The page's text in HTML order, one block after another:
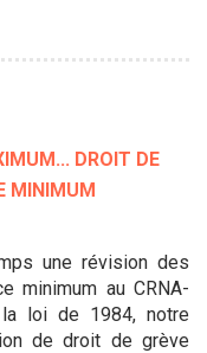
DROIT DE
MINIMUM
une révision des
minimum au CRNA-
la loi de 1984, notre
de droit de grève